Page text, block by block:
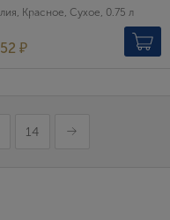
Красное, Сухое, 0.75 л
₽
14